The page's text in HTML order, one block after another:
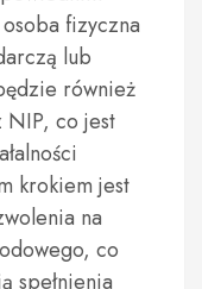
fizyczna
lub
również
NIP, co jest
krokiem jest
na
co
spełnienia